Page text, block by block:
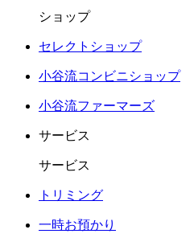
ショップ
セレクトショップ
小谷流コンビニショップ
小谷流ファーマーズ
サービス
サービス
トリミング
一時お預かり